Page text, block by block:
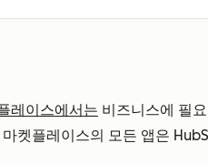
레이스에서는 비즈니스에 필
켓플레이스의 모든 앱은